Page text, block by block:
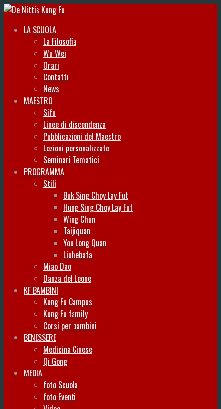
LA SCUOLA
La Filosofia
Wu Wei
Orari
Contatti
News
MAESTRO
Sifu
Linee di discendenza
Pubblicazioni del Maestro
Lezioni personalizzate
Seminari Tematici
PROGRAMMA
Stili
Buk Sing Choy Lay Fut
Hung Sing Choy Lay Fut
Wing Chun
Taijiquan
You Long Quan
Liuhebafa
Miao Dao
Danza del Leone
KF BAMBINI
Kung Fu Campus
Kung Fu family
Corsi per bambini
BENESSERE
Medicina Cinese
Qi Gong
MEDIA
foto Scuola
foto Eventi